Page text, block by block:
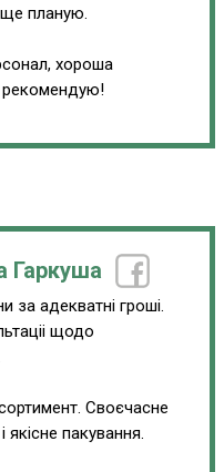
планую.
хороша
рекомендую!
Гаркуша
за адекватні гроші.
щодо
Своєчасне
якісне пакування.